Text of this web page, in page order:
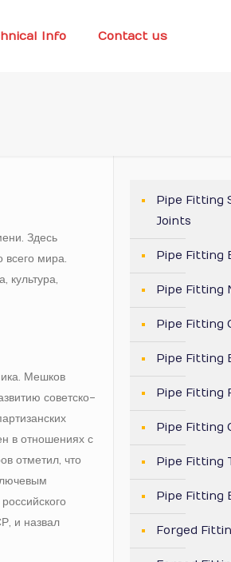
Info Contact us
Здесь
всего мира.
культура,
Мешков
советско-
в отношениях с
отметил, что
и назвал
Pipe Fitting
Joints
Pipe Fitting
Pipe Fitting
Pipe Fitting
Pipe Fitting
Pipe Fitting
Pipe Fitting
Pipe Fitting
Pipe Fitting
Forged